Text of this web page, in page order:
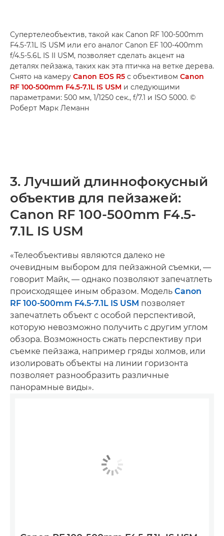
Супертелеобъектив, такой как Canon RF 100-500mm
F4.5-7.1L IS USM или его аналог Canon EF 100-400mm
f/4.5-5.6L IS II USM, позволяет сделать акцент на
деталях пейзажа, таких как эта птичка на ветке дерева.
Снято на камеру Canon EOS R5 с объективом Canon
RF 100-500mm F4.5-7.1L IS USM и следующими
параметрами: 500 мм, 1/1250 сек., f/7.1 и ISO 5000. ©
Роберт Марк Леманн
3. Лучший длиннофокусный
объектив для пейзажей:
Canon RF 100-500mm F4.5-
7.1L IS USM
«Телеобъективы являются далеко не
очевидным выбором для пейзажной съемки, —
говорит Майк, — однако позволяют запечатлеть
происходящее иным образом. Модель Canon
RF 100-500mm F4.5-7.1L IS USM позволяет
запечатлеть объект с особой перспективой,
которую невозможно получить с другим углом
обзора. Возможность сжать перспективу при
съемке пейзажа, например гряды холмов, или
изолировать объекты на линии горизонта
позволяет разнообразить различные
панорамные виды».